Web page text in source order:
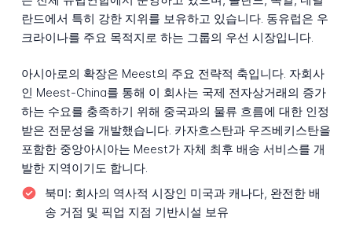
란드에서 특히 강한 지위를 보유하고 있습니다. 동유럽은 우
크라이나를 주요 목적지로 하는 그룹의 우선 시장입니다.
아시아로의 확장은 Meest의 주요 전략적 축입니다. 자회사
인 Meest-China를 통해 이 회사는 국제 전자상거래의 증가
하는 수요를 충족하기 위해 중국과의 물류 흐름에 대한 인정
받은 전문성을 개발했습니다. 카자흐스탄과 우즈베키스탄을
포함한 중앙아시아는 Meest가 자체 최후 배송 서비스를 개
발한 지역이기도 합니다.
북미: 회사의 역사적 시장인 미국과 캐나다, 완전한 배
송 거점 및 픽업 지점 기반시설 보유